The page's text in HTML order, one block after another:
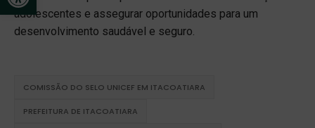
adolescentes e assegurar oportunidades para um
desenvolvimento saudável e seguro.
COMISSÃO DO SELO UNICEF EM ITACOATIARA
PREFEITURA DE ITACOATIARA